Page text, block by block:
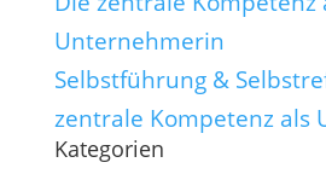
Selbstführung &
zentrale Kompetenz als
Kategorien